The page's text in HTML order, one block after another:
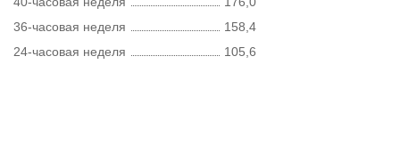
36-часовая неделя
158,4
24-часовая неделя
105,6